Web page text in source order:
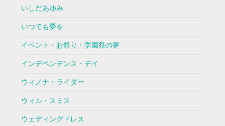
いしだあゆみ
いつでも夢を
イベント・お祭り・学園祭の夢
インデペンデンス・デイ
ウィノナ・ライダー
ウィル・スミス
ウェディングドレス